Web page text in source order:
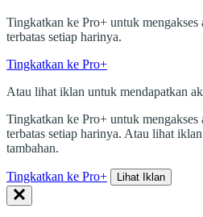
Tingkatkan ke Pro+ untuk mengakses
terbatas setiap harinya.
Tingkatkan ke Pro+
Atau lihat iklan untuk mendapatkan
Tingkatkan ke Pro+ untuk mengakses
terbatas setiap harinya. Atau lihat
tambahan.
Tingkatkan ke Pro+ Lihat Iklan